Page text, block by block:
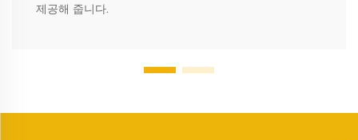
제공해 줍니다.